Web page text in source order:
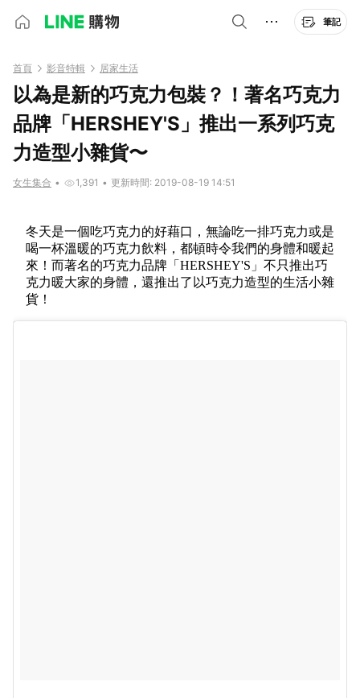
筆記
首頁 影音特輯 居家生活
以為是新的巧克力包裝？！著名巧克力
品牌「HERSHEY'S」推出一系列巧克
力造型小雜貨〜
女生集合 • 1,391 • 更新時間: 2019-08-19 14:51
冬天是一個吃巧克力的好藉口，無論吃一排巧克力或是
喝一杯溫暖的巧克力飲料，都頓時令我們的身體和暖起
來！而著名的巧克力品牌「HERSHEY'S」不只推出巧
克力暖大家的身體，還推出了以巧克力造型的生活小雜
貨！